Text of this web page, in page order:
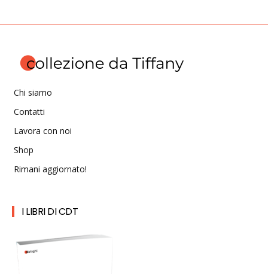
Chi siamo
Contatti
Lavora con noi
Shop
Rimani aggiornato!
I LIBRI DI CDT